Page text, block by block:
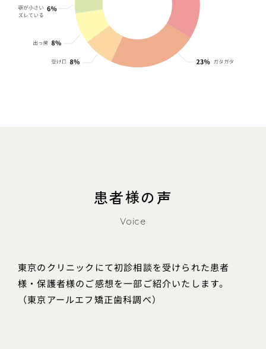
患者様の声
Voice
東京のクリニックにて初診相談を受けられた患者
様・保護者様のご感想を一部ご紹介いたします。
（東京アールエフ矯正歯科調べ）